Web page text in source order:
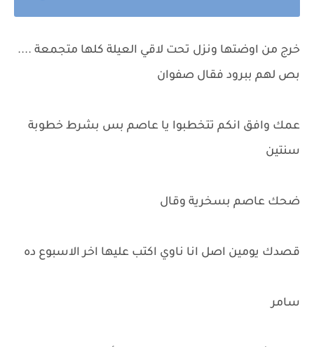
خرج من اوضتها ونزل تحت لاقي العيلة كلها متجمعة ....
بص لهم ببرود فقال صفوان
عمك وافق انكم تتخطبوا يا عاصم بس بشرط خطوبة
سنتين
ضحك عاصم بسخرية وقال
قصدك يومين اصل انا ناوي اكتب عليها اخر الاسبوع ده
سامر